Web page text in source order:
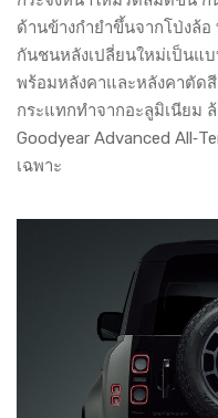
ด้านข้างกำยำขึ้นจากโป่งล้
กันชนหลังเปลี่ยนใหม่เป็นแ
พร้อมหลังคาและหลังคาตัดสี
กระแทกทำจากอะลูมิเนียม
Goodyear Advanced
เฉพาะ